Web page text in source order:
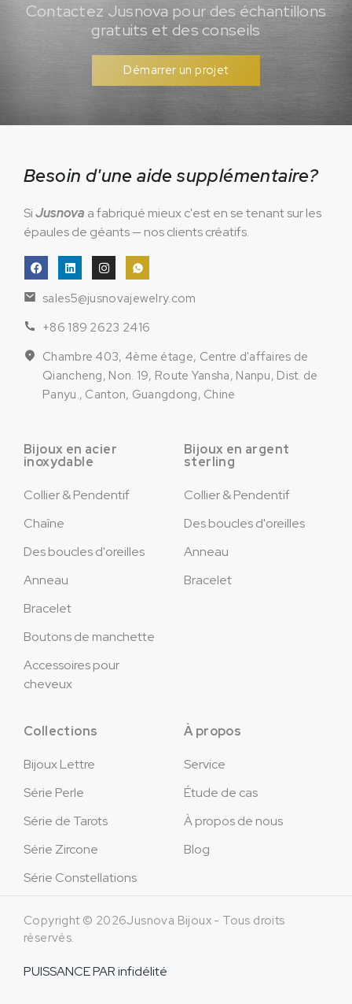
Contactez Jusnova pour des échantillons
gratuits et des conseils
Démarrer un projet
Besoin d'une aide supplémentaire?
SiJusnova a fabriqué mieux c'est en se tenant sur les
épaules de géants — nos clients créatifs.
sales5@jusnovajewelry.com
+86 189 2623 2416
Chambre 403, 4ème étage, Centre d'affaires de
Qiancheng, Non. 19, Route Yansha, Nanpu, Dist. de
Panyu., Canton, Guangdong, Chine
Bijoux en acier
inoxydable
Collier & Pendentif
Chaîne
Des boucles d'oreilles
Anneau
Bracelet
Boutons de manchette
Accessoires pour
cheveux
Bijoux en argent
sterling
Collier & Pendentif
Des boucles d'oreilles
Anneau
Bracelet
Collections
Bijoux Lettre
Série Perle
Série de Tarots
Série Zircone
Série Constellations
À propos
Service
Étude de cas
À propos de nous
Blog
Copyright © 2026Jusnova Bijoux - Tous droits
réservés.
PUISSANCE PARinfidélité